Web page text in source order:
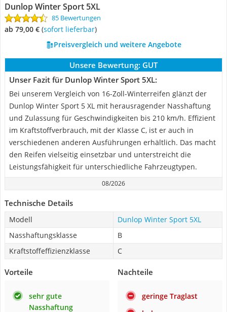
Dunlop Winter Sport 5XL
85 Bewertungen
ab 79,00 € ( Sofort lieferbar)
Preisvergleich und weitere Angebote
Unsere Bewertung: GUT
Unser Fazit für Dunlop Winter Sport 5XL:
Bei unserem Vergleich von 16-Zoll-Winterreifen glänzt der
Dunlop Winter Sport 5 XL mit herausragender Nasshaftung
und Zulassung für Geschwindigkeiten bis 210 km/h. Effizient
im Kraftstoffverbrauch, mit der Klasse C, ist er auch in
verschiedenen anderen Ausführungen erhältlich. Das macht
den Reifen vielseitig einsetzbar und unterstreicht die
Leistungsfähigkeit für unterschiedliche Fahrzeugtypen.
08/2026
Technische Details
Modell
Dunlop Winter Sport 5XL
Nasshaftungsklasse
B
Kraftstoffeffizienzklasse
C
Vorteile
sehr gute
Nasshaftung
Nachteile
geringe Traglast